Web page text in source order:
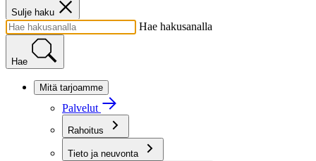
Sulje haku
Hae hakusanalla
Hae
Mitä tarjoamme
Palvelut
Rahoitus
Tieto ja neuvonta